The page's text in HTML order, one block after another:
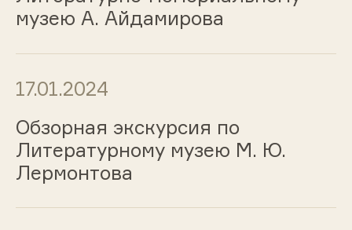
музею А. Айдамирова
17.01.2024
Обзорная экскурсия по
Литературному музею М. Ю.
Лермонтова